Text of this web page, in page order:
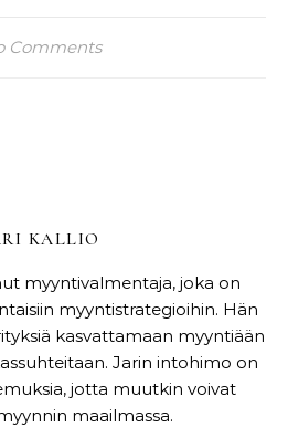
Comments
KALLIO
myyntivalmentaja, joka on
myyntistrategioihin. Hän
kasvattamaan myyntiään
Jarin intohimo on
jotta muutkin voivat
maailmassa.